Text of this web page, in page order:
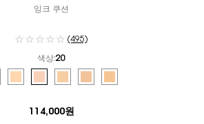
잉크 쿠션
(495)
색상:20
114,000원